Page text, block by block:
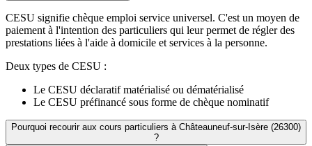
CESU signifie chèque emploi service universel. C'est un moyen de
paiement à l'intention des particuliers qui leur permet de régler des
prestations liées à l'aide à domicile et services à la personne.
Deux types de CESU :
Le CESU déclaratif matérialisé ou dématérialisé
Le CESU préfinancé sous forme de chèque nominatif
Pourquoi recourir aux cours particuliers à Châteauneuf-sur-Isère (26300)
?